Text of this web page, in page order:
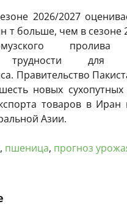
2026/2027
т больше, чем в сезоне
пролива
трудности для
Правительство
новых сухопутных
товаров в Иран
Азии.
, пшеница, прогноз